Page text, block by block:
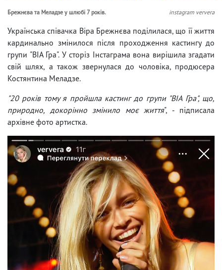
Брежнєва та Меладзе у шлюбі 7 років. instagram ververa
Українська співачка Віра Брежнєва поділилася, що її життя
кардинально змінилося після проходження кастингу до
групи "ВІА Гра". У сторіз Інстаграма вона вирішила згадати
свій шлях, а також звернулася до чоловіка, продюсера
Костянтина Меладзе.
"20 років тому я пройшла кастинг до групи "ВІА Гра", що,
природно, докорінно змінило моє життя", - підписала
архівне фото артистка.